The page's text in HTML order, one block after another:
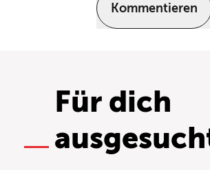
Kommentieren
Für dich